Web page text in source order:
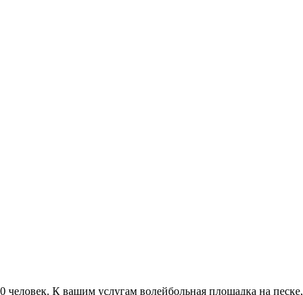
К вашим услугам волейбольная площадка на